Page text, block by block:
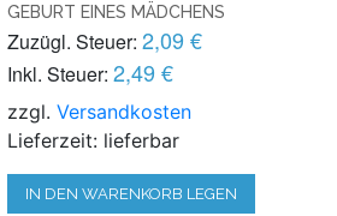
GEBURT EINES MÄDCHENS
Zuzügl. Steuer: 2,09 €
Inkl. Steuer: 2,49 €
zzgl.Versandkosten
Lieferzeit: lieferbar
IN DEN WARENKORB LEGEN